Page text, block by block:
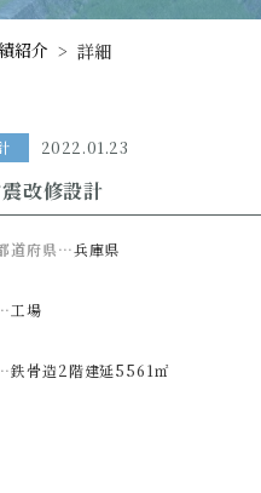
紹介 > 詳細
2022.01.23
改修設計
道府県…兵庫県
工場
鉄骨造2階建延5561㎡